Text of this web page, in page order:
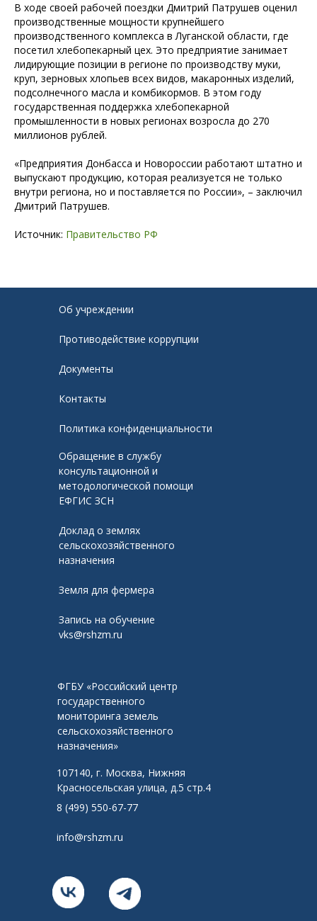
В ходе своей рабочей поездки Дмитрий Патрушев оценил
производственные мощности крупнейшего
производственного комплекса в Луганской области, где
посетил хлебопекарный цех. Это предприятие занимает
лидирующие позиции в регионе по производству муки,
круп, зерновых хлопьев всех видов, макаронных изделий,
подсолнечного масла и комбикормов. В этом году
государственная поддержка хлебопекарной
промышленности в новых регионах возросла до 270
миллионов рублей.
«Предприятия Донбасса и Новороссии работают штатно и
выпускают продукцию, которая реализуется не только
внутри региона, но и поставляется по России», – заключил
Дмитрий Патрушев.
Источник: Правительство РФ
ФГБУ «Российский центр
государственного
мониторинга земель
сельскохозяйственного
назначения»
107140, г. Москва, Нижняя
Красносельская улица, д.5 стр.4
8 (499) 550-67-77
info@rshzm.ru
Об учреждении
Противодействие коррупции
Документы
Контакты
Политика конфиденциальности
Обращение в службу
консультационной и
методологической помощи
ЕФГИС ЗСН
Доклад о землях
сельскохозяйственного
назначения
Земля для фермера
Запись на обучение
vks@rshzm.ru